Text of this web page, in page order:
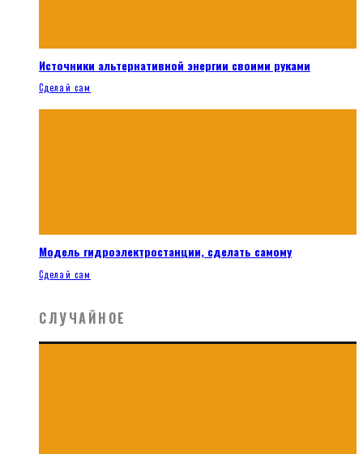
Источники альтернативной энергии своими руками
Сделай сам
Модель гидроэлектростанции, сделать самому
Сделай сам
СЛУЧАЙНОЕ